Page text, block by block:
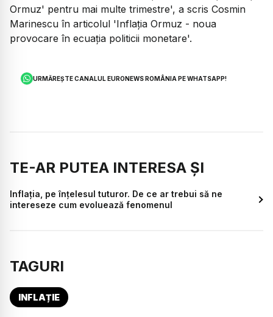
Ormuz' pentru mai multe trimestre', a scris Cosmin
Marinescu în articolul 'Inflația Ormuz - noua
provocare în ecuația politicii monetare'.
URMĂREȘTE CANALUL EURONEWS ROMÂNIA PE WHATSAPP!
TE-AR PUTEA INTERESA ȘI
Inflația, pe înțelesul tuturor. De ce ar trebui să ne
intereseze cum evoluează fenomenul
TAGURI
INFLAȚIE